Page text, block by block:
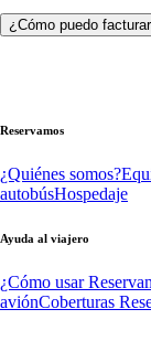
¿Cómo puedo
Reservamos
¿Quiénes somos?
autobúsHospedaje
Ayuda al viajero
¿Cómo usar
aviónCoberturas